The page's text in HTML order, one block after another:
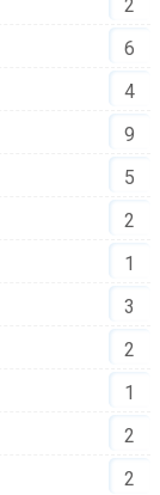
2
6
4
9
5
2
1
3
2
1
2
2